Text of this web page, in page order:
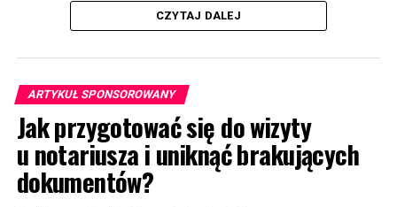
CZYTAJ DALEJ
ARTYKUŁ SPONSOROWANY
Jak przygotować się do wizyty
u notariusza i uniknąć brakujących
dokumentów?